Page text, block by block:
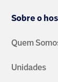
Sobre o
Quem
Unidades